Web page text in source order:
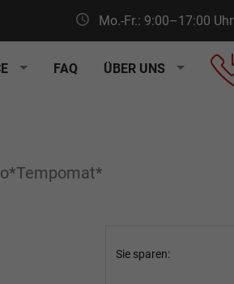
Mo.-Fr.: 9:00–17:00 Uhr
FAQ ÜBER UNS
Sie sparen: